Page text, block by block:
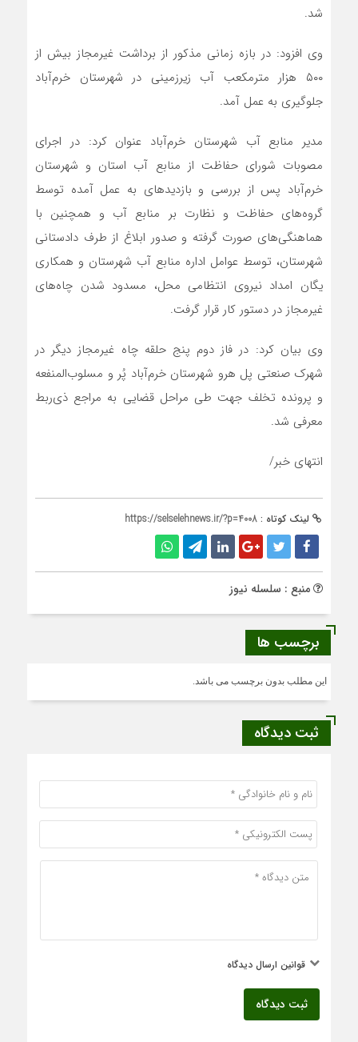
شد.
وی افزود: در بازه زمانی مذکور از برداشت غیرمجاز بیش از
۵۰۰ هزار مترمکعب آب زیرزمینی در شهرستان خرم‌آباد
جلوگیری به عمل آمد.
مدیر منابع آب شهرستان خرم‌آباد عنوان کرد: در اجرای
مصوبات شورای حفاظت از منابع آب استان و شهرستان
خرم‌آباد پس از بررسی و بازدیدهای به عمل آمده توسط
گروه‌های حفاظت و نظارت بر منابع آب و همچنین با
هماهنگی‌های صورت گرفته و صدور ابلاغ از طرف دادستانی
شهرستان، توسط عوامل اداره منابع آب شهرستان و همکاری
یگان امداد نیروی انتظامی محل، مسدود شدن چاه‌های
غیرمجاز در دستور کار قرار گرفت.
وی بیان کرد: در فاز دوم پنج حلقه چاه غیرمجاز دیگر در
شهرک صنعتی پل هرو شهرستان خرم‌آباد پُر و مسلوب‌المنفعه
و پرونده تخلف جهت طی مراحل قضایی به مراجع ذی‌ربط
معرفی شد.
انتهای خبر/
لینک کوتاه : https://selselehnews.ir/?p=4008
منبع : سلسله نیوز
برچسب ها
این مطلب بدون برچسب می باشد.
ثبت دیدگاه
قوانین ارسال دیدگاه
ثبت دیدگاه